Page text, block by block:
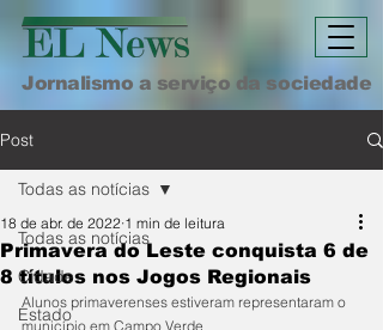
Jornalismo a serviço da sociedade
Post
Todas as notícias
Cidade
Estado
Todas as notícias
Primavera do Leste conquista 6 de
8 títulos nos Jogos Regionais
18 de abr. de 2022 1 min de leitura
Alunos primaverenses estiveram representaram o
município em Campo Verde